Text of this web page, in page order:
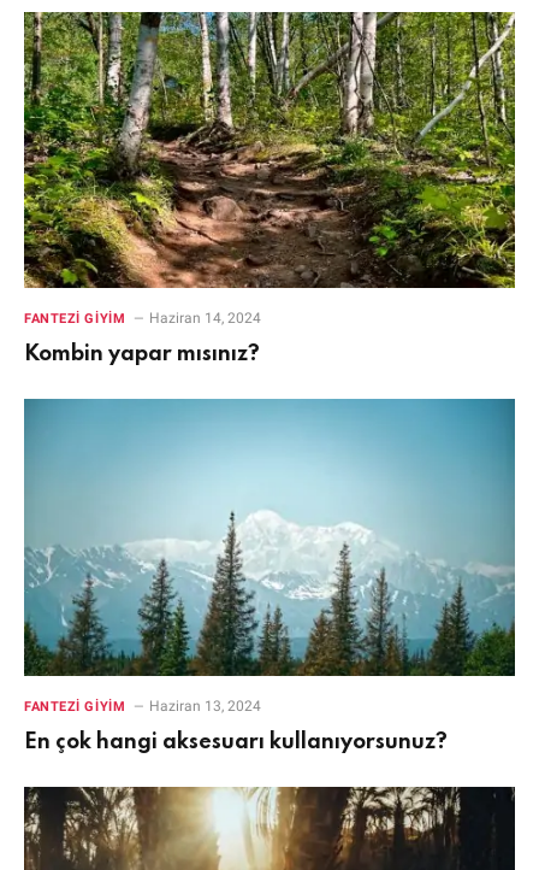
FANTEZI GIYIM Haziran 14, 2024
Kombin yapar mısınız?
FANTEZI GIYIM Haziran 13, 2024
En çok hangi aksesuarı kullanıyorsunuz?